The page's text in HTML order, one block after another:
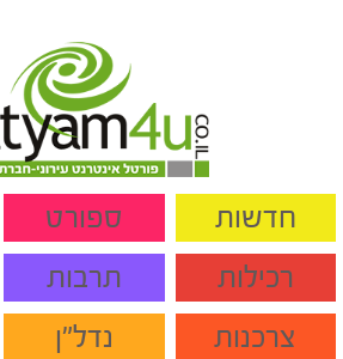
חדשות ספורט
רכילות
תרבות
צרכנות
נדל"ן